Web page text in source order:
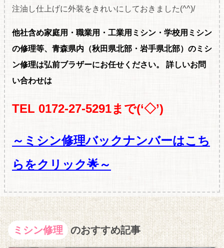
注油し仕上げに外装をきれいにしておきました(^^)/
他社含め家庭用・職業用・工業用ミシン・学校用ミシン
の修理等、青森県内（秋田県北部・岩手県北部）のミシ
ン修理は弘前ブラザーにお任せください。
詳しいお問
い合わせは
TEL 0172-27-5291まで(‘◇’)ゞ
～ミシン修理バックナンバーはこち
らをクリック🌟～
ミシン修理 のおすすめ記事